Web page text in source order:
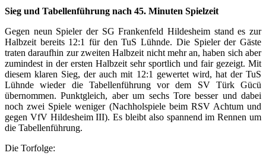
Sieg und Tabellenführung nach 45. Minuten Spielzeit
Gegen neun Spieler der SG Frankenfeld Hildesheim stand es zur
Halbzeit bereits 12:1 für den TuS Lühnde. Die Spieler der Gäste
traten daraufhin zur zweiten Halbzeit nicht mehr an, haben sich aber
zumindest in der ersten Halbzeit sehr sportlich und fair gezeigt. Mit
diesem klaren Sieg, der auch mit 12:1 gewertet wird, hat der TuS
Lühnde wieder die Tabellenführung vor dem SV Türk Gücü
übernommen. Punktgleich, aber um sechs Tore besser und dabei
noch zwei Spiele weniger (Nachholspiele beim RSV Achtum und
gegen VfV Hildesheim III). Es bleibt also spannend im Rennen um
die Tabellenführung.
Die Torfolge: